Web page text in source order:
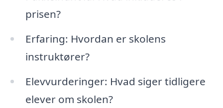
prisen?
Erfaring: Hvordan er skolens
instruktører?
Elevvurderinger: Hvad siger tidligere
elever om skolen?